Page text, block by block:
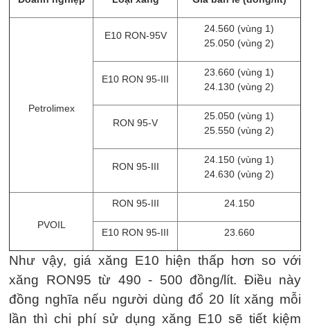
Petrolimex
E10 RON-95V
24.560 (vùng 1)
25.050 (vùng 2)
E10 RON 95-III
23.660 (vùng 1)
24.130 (vùng 2)
RON 95-V
25.050 (vùng 1)
25.550 (vùng 2)
RON 95-III
24.150 (vùng 1)
24.630 (vùng 2)
PVOIL
RON 95-III 24.150
E10 RON 95-III 23.660
Như vậy, giá xăng E10 hiện thấp hơn so với
xăng RON95 từ 490 - 500 đồng/lít. Điều này
đồng nghĩa nếu người dùng đổ 20 lít xăng mỗi
lần thì chi phí sử dụng xăng E10 sẽ tiết kiệm